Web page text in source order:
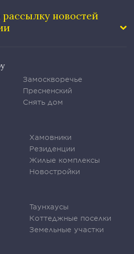
новостей
Замоскворечье
Пресненский
Снять дом
Хамовники
Резиденции
Жилые комплексы
Новостройки
Таунхаусы
Коттеджные поселки
Земельные участки